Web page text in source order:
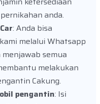
anda.
: Anda bisa
melalui Whatsapp
semua
melakukan
Cakung.
pengantin: Isi